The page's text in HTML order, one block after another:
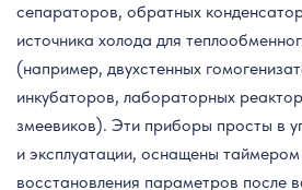
сепараторов, обратных
источника холода для
(например, двухстенных
инкубаторов, лабораторных
змеевиков). Эти приборы просты в
и эксплуатации, оснащены
восстановления параметров после